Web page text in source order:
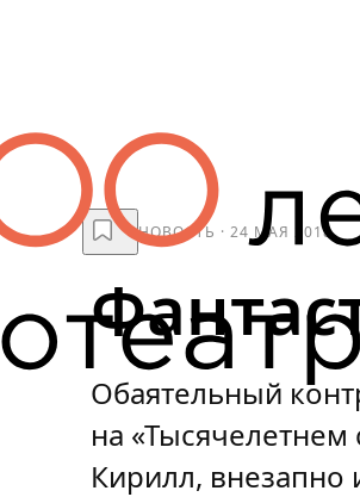
НОВОСТЬ ·24 МАЯ 2018
Обаятельный
на
Кирилл, внезапно